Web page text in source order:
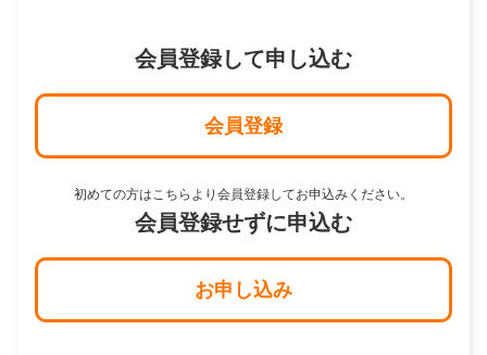
会員登録して申し込む
会員登録
初めての方はこちらより会員登録してお申込みください。
会員登録せずに申込む
お申し込み